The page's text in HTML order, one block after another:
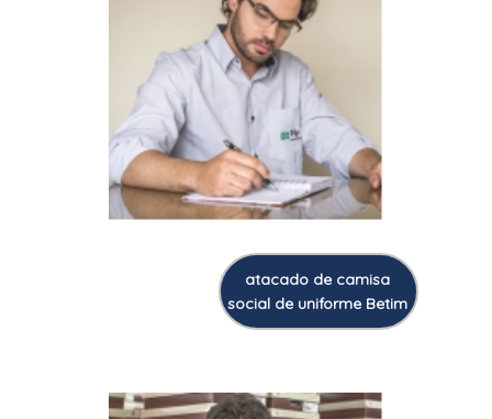
atacado de camisa
social de uniforme Betim